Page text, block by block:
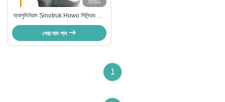
ভিডিও
অ্যালুমিনিয়াম Sinotruk Howo সিলিন্ডার হেড
কভার VG14040065
সেরা দাম পান
1